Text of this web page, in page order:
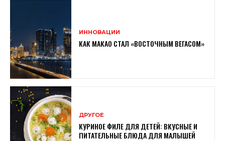
ИННОВАЦИИ
КАК МАКАО СТАЛ «ВОСТОЧНЫМ ВЕГАСОМ»
ДРУГОЕ
КУРИНОЕ ФИЛЕ ДЛЯ ДЕТЕЙ: ВКУСНЫЕ И
ПИТАТЕЛЬНЫЕ БЛЮДА ДЛЯ МАЛЫШЕЙ